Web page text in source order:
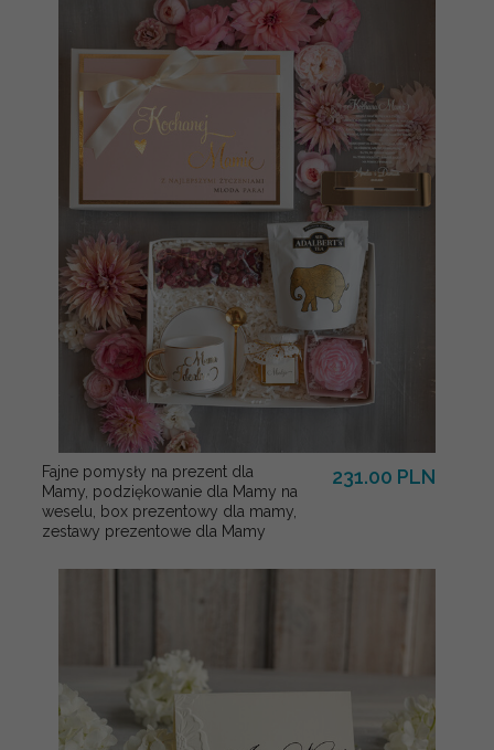
Fajne pomysły na prezent dla
Mamy, podziękowanie dla Mamy na
weselu, box prezentowy dla mamy,
zestawy prezentowe dla Mamy
231.00 PLN